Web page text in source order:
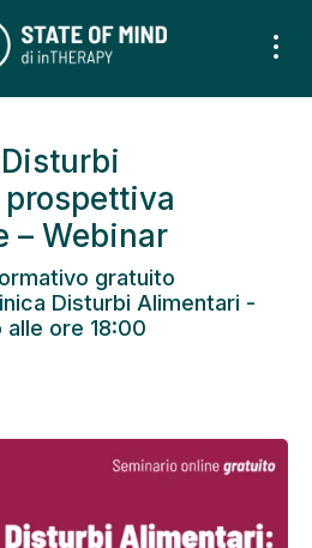
– Webinar
gratuito
Disturbi Alimentari -
ore 18:00